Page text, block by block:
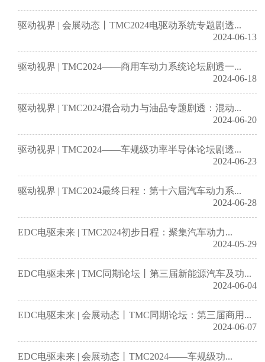
驱动视界 | 会展动态丨TMC2024电驱动系统专题剧透...
2024-06-13
驱动视界 | TMC2024——商用车动力系统论坛剧透一...
2024-06-18
驱动视界 | TMC2024混合动力与油品专题剧透：混动...
2024-06-20
驱动视界 | TMC2024——车规级功率半导体论坛剧透...
2024-06-23
驱动视界 | TMC2024最终日程：第十六届汽车动力系...
2024-06-28
EDC电驱未来 | TMC2024初步日程：聚集汽车动力...
2024-05-29
EDC电驱未来 | TMC同期论坛丨第三届新能源汽车及功...
2024-06-04
EDC电驱未来 | 会展动态丨TMC同期论坛：第三届商用...
2024-06-07
EDC电驱未来 | 会展动态丨TMC2024——车规级功...